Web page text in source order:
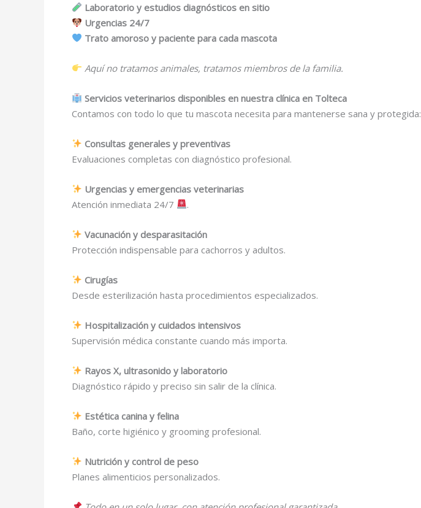
Laboratorio y estudios diagnósticos en sitio
Urgencias 24/7
Trato amoroso y paciente para cada mascota
Aquí no tratamos animales, tratamos miembros de la familia.
Servicios veterinarios disponibles en nuestra clínica en Tolteca
Contamos con todo lo que tu mascota necesita para mantenerse sana y protegida:
Consultas generales y preventivas
Evaluaciones completas con diagnóstico profesional.
Urgencias y emergencias veterinarias
Atención inmediata 24/7
.
Vacunación y desparasitación
Protección indispensable para cachorros y adultos.
Cirugías
Desde esterilización hasta procedimientos especializados.
Hospitalización y cuidados intensivos
Supervisión médica constante cuando más importa.
Rayos X, ultrasonido y laboratorio
Diagnóstico rápido y preciso sin salir de la clínica.
Estética canina y felina
Baño, corte higiénico y grooming profesional.
Nutrición y control de peso
Planes alimenticios personalizados.